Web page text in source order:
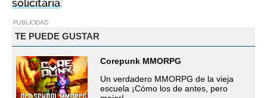
solicitaría:
PUBLICIDAD
TE PUEDE GUSTAR
Corepunk MMORPG
Un verdadero MMORPG de la vieja
escuela ¡Cómo los de antes, pero